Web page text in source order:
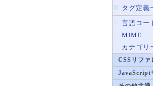
タグ定義
言語コー
MIME
カテゴリ
CSSリファ
JavaScript